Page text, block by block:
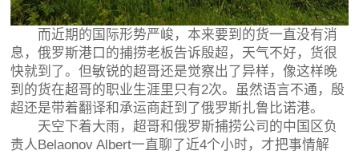
而近期的国际形势严峻，本来要到的货一直没有消
息，俄罗斯港口的捕捞老板告诉殷超，天气不好，货很
快就到了。但敏锐的超哥还是觉察出了异样，像这样晚
到的货在超哥的职业生涯里只有2次。虽然语言不通，殷
超还是带着翻译和承运商赶到了俄罗斯扎鲁比诺港。
天空下着大雨，超哥和俄罗斯捕捞公司的中国区负
责人Belaonov Albert一直聊了近4个小时，才把事情解